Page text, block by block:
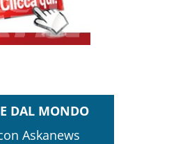
DAL MONDO
Askanews